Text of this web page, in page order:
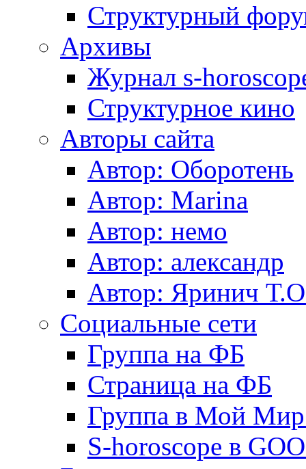
Структурный
Архивы
Журнал s-
Структурное кино
Авторы сайта
Автор: Оборотень
Автор: Marina
Автор: немo
Автор: александр
Автор: Яринич
Социальные сети
Группа на ФБ
Страница на ФБ
Группа в Мой
S-horoscope в